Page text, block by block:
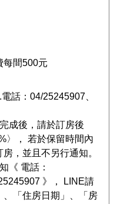
每間500元
話：04/25245907、
成後，請於訂房後
〉， 若於保留時間內
，並且不另行通知。
《 電話：
》， LINE請
「住房日期」、「房